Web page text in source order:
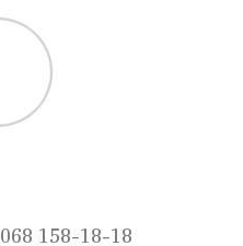
068 158-18-18